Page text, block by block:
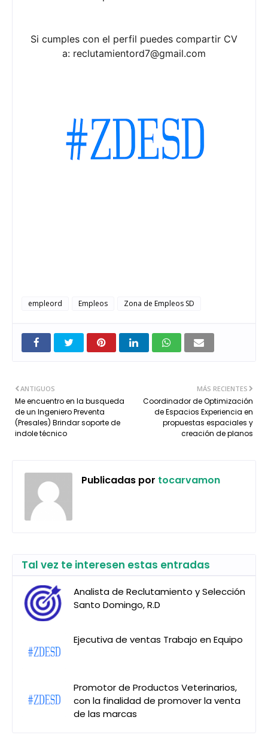
Si cumples con el perfil puedes compartir CV
a: reclutamientord7@gmail.com
empleord Empleos Zona de Empleos SD
MÁS RECIENTES
Coordinador de Optimización
de Espacios Experiencia en
propuestas espaciales y
creación de planos
ANTIGUOS
Me encuentro en la busqueda
de un Ingeniero Preventa
(Presales) Brindar soporte de
indole técnico
Publicadas por tocarvamon
Tal vez te interesen estas entradas
Analista de Reclutamiento y Selección
Santo Domingo, R.D
Ejecutiva de ventas Trabajo en Equipo
Promotor de Productos Veterinarios,
con la finalidad de promover la venta
de las marcas